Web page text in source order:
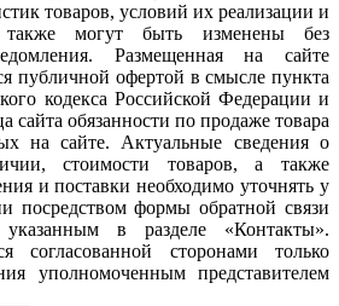
товаров, условий их реализации и
могут быть изменены без
Размещенная на сайте
публичной офертой в смысле пункта
кодекса Российской Федерации и
сайта обязанности по продаже товара
на сайте. Актуальные сведения о
стоимости товаров, а также
и поставки необходимо уточнять у
посредством формы обратной связи
в разделе «Контакты».
согласованной сторонами только
уполномоченным представителем